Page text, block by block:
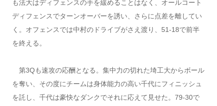
も法大はディフェンスの手を緩めることはなく、オールコート
ディフェンスでターンオーバーを誘い、さらに点差を離してい
く。オフェンスでは中村のドライブがさえ渡り、51-18で前半
を終える。
第3Qも速攻の応酬となる。集中力の切れた埼工大からボール
を奪い、その度にチームは身体能力の高い千代にフィニッシュ
を託し、千代は豪快なダンクでそれに応えて見せた。79-30で